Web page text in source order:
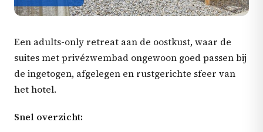
Een adults-only retreat aan de oostkust, waar de
suites met privézwembad ongewoon goed passen bij
de ingetogen, afgelegen en rustgerichte sfeer van
het hotel.
Snel overzicht: